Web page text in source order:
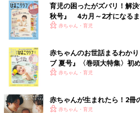
育児の困ったがズバリ！解
秋号』 4カ月～2才になる
いっぱい！
赤ちゃん・育児
赤ちゃんのお世話まるわか
ブ 夏号』〈巻頭大特集〉初
く！ おっぱい・ミルクの基
赤ちゃん・育児
赤ちゃんが生まれたら！2冊
赤ちゃん・育児